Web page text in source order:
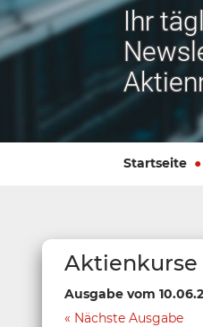
Ihr
Startseite
Ausgabe vom
Nächste Ausgabe